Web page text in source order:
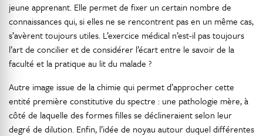
jeune apprenant. Elle permet de fixer un certain nombre de
connaissances qui, si elles ne se rencontrent pas en un même cas,
s’avèrent toujours utiles. L’exercice médical n’est-il pas toujours
l’art de concilier et de considérer l’écart entre le savoir de la
faculté et la pratique au lit du malade ?
Autre image issue de la chimie qui permet d’approcher cette
entité première constitutive du spectre : une pathologie mère, à
côté de laquelle des formes filles se déclineraient selon leur
degré de dilution. Enfin, l’idée de noyau autour duquel différentes